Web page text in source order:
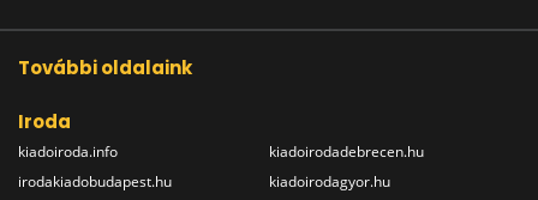
További oldalaink
Iroda
kiadoiroda.info
irodakiadobudapest.hu
kiadoirodadebrecen.hu
kiadoirodagyor.hu